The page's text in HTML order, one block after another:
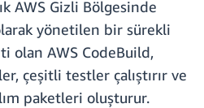
AWS Gizli Bölgesinde
yönetilen bir sürekli
olan AWS CodeBuild,
çeşitli testler çalıştırır ve
paketleri oluşturur.